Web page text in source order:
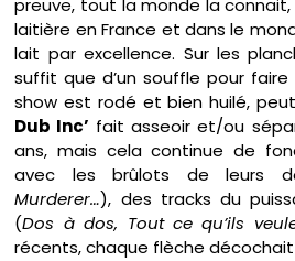
preuve, tout la monde la
laitière en France et dans le
lait par excellence. Sur les
suffit que d’un souffle pour
show est rodé et bien huilé,
Dub Inc’ fait asseoir et/ou
ans, mais cela continue de
avec les brûlots de leurs
Murderer…), des tracks du
(Dos à dos, Tout ce qu’ils
récents, chaque flèche